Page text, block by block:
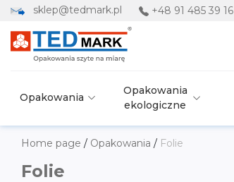
sklep@tedmark.pl +48 91 485 39 16
Opakowania
Opakowania
ekologiczne
Home page / Opakowania / Folie
Folie